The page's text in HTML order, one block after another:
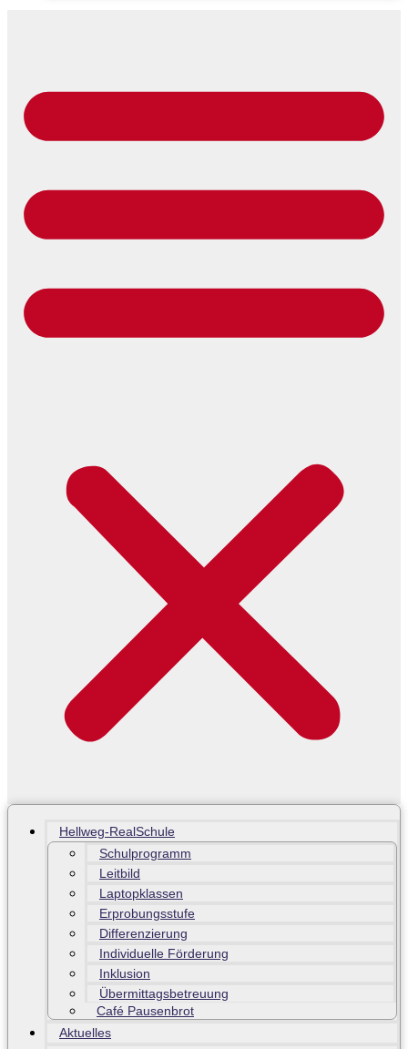
Hellweg-RealSchule
Schulprogramm
Leitbild
Laptopklassen
Erprobungsstufe
Differenzierung
Individuelle Förderung
Inklusion
Übermittagsbetreuung
Café Pausenbrot
Aktuelles